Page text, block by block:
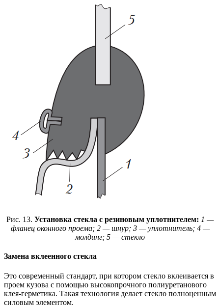
Рис. 13. Установка стекла с резиновым уплотнителем: 1 —
фланец оконного проема; 2 — шнур; 3 — уплотнитель; 4 —
молдинг; 5 — стекло
Замена вклеенного стекла
Это современный стандарт, при котором стекло вклеивается в
проем кузова с помощью высокопрочного полиуретанового
клея-герметика. Такая технология делает стекло полноценным
силовым элементом.